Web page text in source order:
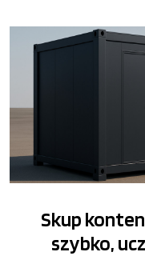
Skup
szybko,